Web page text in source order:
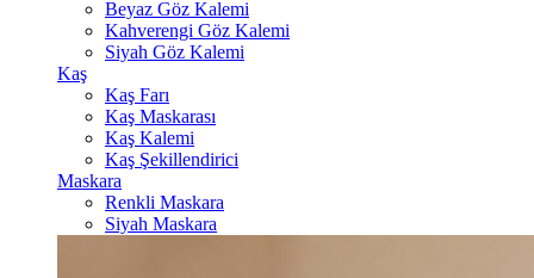
Beyaz Göz Kalemi
Kahverengi Göz Kalemi
Siyah Göz Kalemi
Kaş
Kaş Farı
Kaş Maskarası
Kaş Kalemi
Kaş Şekillendirici
Maskara
Renkli Maskara
Siyah Maskara